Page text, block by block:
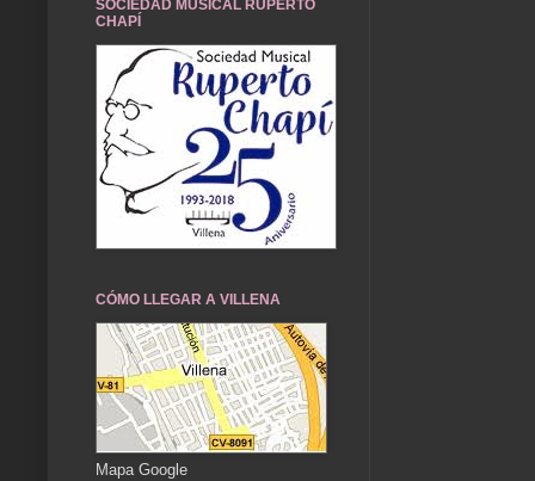
SOCIEDAD MUSICAL RUPERTO
CHAPÍ
CÓMO LLEGAR A VILLENA
Mapa Google